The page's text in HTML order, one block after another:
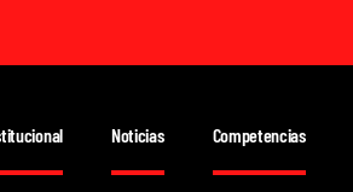
Noticias Competencias